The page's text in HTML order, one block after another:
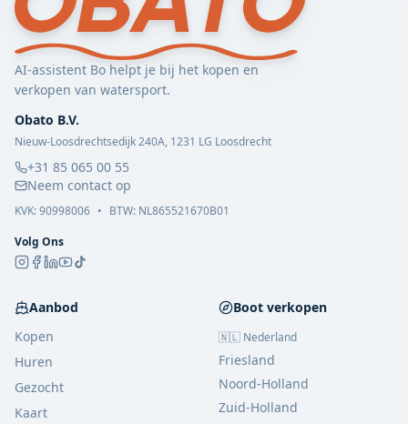
AI-assistent Bo helpt je bij het kopen en
verkopen van watersport.
Obato B.V.
Nieuw-Loosdrechtsedijk 240A, 1231 LG Loosdrecht
+31 85 065 00 55
Neem contact op
KVK:90998006 • BTW: NL865521670B01
Volg Ons
Aanbod
Kopen
Huren
Gezocht
Kaart
Boot verkopen
🇳🇱 Nederland
Friesland
Noord-Holland
Zuid-Holland